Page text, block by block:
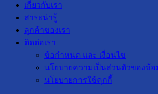
เกี่ยวกับเรา
สาระน่ารู้
ลูกค้าของเรา
ติดต่อเรา
ข้อกำหนด และ เงื่อนไข
นโยบายความเป็นส่วนตัวของข้อ
นโยบายการใช้คุกกี้